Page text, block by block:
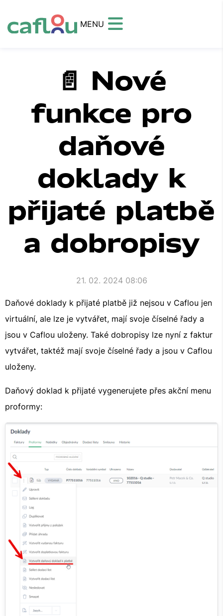
MENU
📄 Nové
funkce pro
daňové
doklady k
přijaté platbě
a dobropisy
21. 02. 2024 08:06
Daňové doklady k přijaté platbě již nejsou v Caflou jen
virtuální, ale lze je vytvářet, mají svoje číselné řady a
jsou v Caflou uloženy. Také dobropisy lze nyní z faktur
vytvářet, taktéž mají svoje číselné řady a jsou v Caflou
uloženy.
Daňový doklad k přijaté vygenerujete přes akční menu
proformy: